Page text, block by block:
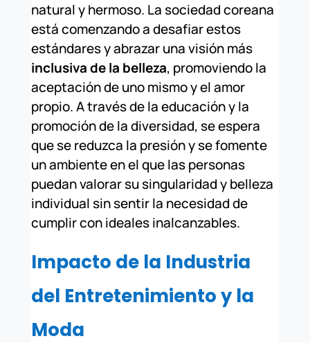
natural y hermoso. La sociedad coreana
está comenzando a desafiar estos
estándares y abrazar una visión más
inclusiva de la belleza, promoviendo la
aceptación de uno mismo y el amor
propio. A través de la educación y la
promoción de la diversidad, se espera
que se reduzca la presión y se fomente
un ambiente en el que las personas
puedan valorar su singularidad y belleza
individual sin sentir la necesidad de
cumplir con ideales inalcanzables.
Impacto de la Industria
del Entretenimiento y la
Moda